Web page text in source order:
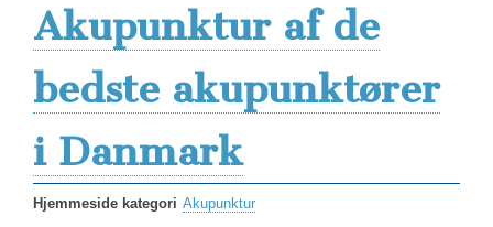
Akupunktur af de
bedste akupunktører
i Danmark
Hjemmeside kategori Akupunktur